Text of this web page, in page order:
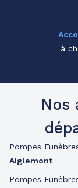
à
Nos
Pompes
Aiglemont
Pompes